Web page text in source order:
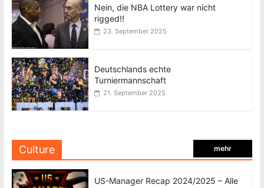
Nein, die NBA Lottery war nicht
rigged!!
23. September 2025
Deutschlands echte
Turniermannschaft
21. September 2025
Culture mehr
US-Manager Recap 2024/2025 – Alle